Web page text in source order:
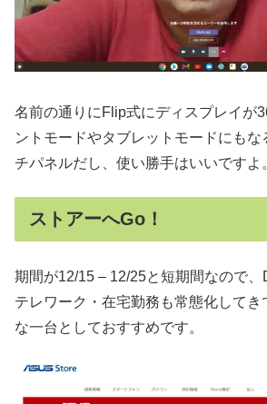
名前の通りにFlip式にディスプレイが
ントモードやタブレットモードにもな
チパネルだし、使い勝手はいいですよ
ストアーへGo！
期間が12/15 – 12/25と短期間なので、
テレワーク・在宅勤務も常態化して
な一台としておすすめです。